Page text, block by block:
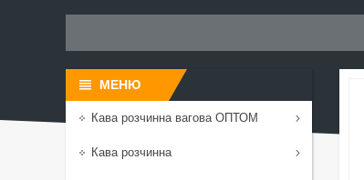
Кава розчинна вагова ОПТОМ
Кава розчинна